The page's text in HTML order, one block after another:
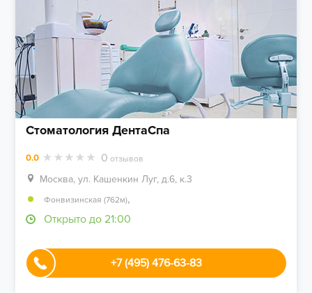
Стоматология ДентаСпа
0.0 0 отзывов
Москва, ул. Кашенкин Луг, д.6, к.3
Фонвизинская (762м),
Открыто до 21:00
+7 (495) 476-63-83